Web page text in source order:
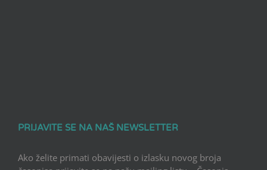
PRIJAVITE SE NA NAŠ NEWSLETTER
Ako želite primati obavijesti o izlasku novog broja